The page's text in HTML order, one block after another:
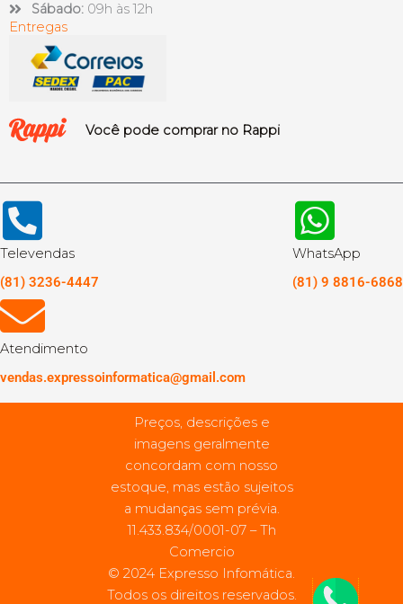
Sábado: 09h às 12h
Entregas
Você pode comprar no Rappi
Televendas
(81) 3236-4447
WhatsApp
(81) 9 8816-6868
Atendimento
vendas.expressoinformatica@gmail.com
Preços, descrições e
imagens geralmente
concordam com nosso
estoque, mas estão sujeitos
a mudanças sem prévia.
11.433.834/0001-07 – Th
Comercio
© 2024 Expresso Infomática.
Todos os direitos reservados.